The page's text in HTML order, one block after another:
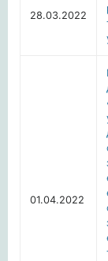
28.03.2022
01.04.2022